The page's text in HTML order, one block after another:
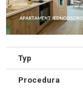
Typ
Procedura